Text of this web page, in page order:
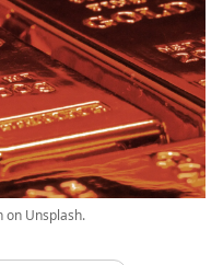
on Unsplash.